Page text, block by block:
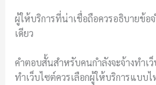
ผู้ให้บริการที่น่าเชื่อถือควรอธิบายข้อ
เดียว
คำตอบสั้นสำหรับคนกำลังจะจ้างทำเว็
ทำเว็บไซต์ควรเลือกผู้ให้บริการแบบ